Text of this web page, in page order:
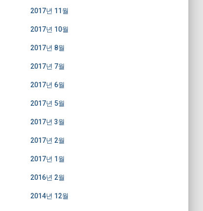
2017년 11월
2017년 10월
2017년 8월
2017년 7월
2017년 6월
2017년 5월
2017년 3월
2017년 2월
2017년 1월
2016년 2월
2014년 12월